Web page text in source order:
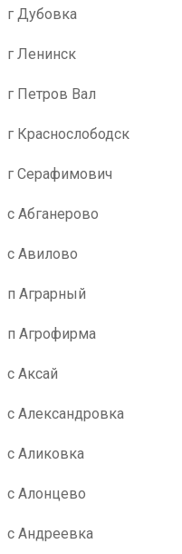
г Дубовка
г Ленинск
г Петров Вал
г Краснослободск
г Серафимович
с Абганерово
с Авилово
п Аграрный
п Агрофирма
с Аксай
с Александровка
с Аликовка
с Алонцево
с Андреевка